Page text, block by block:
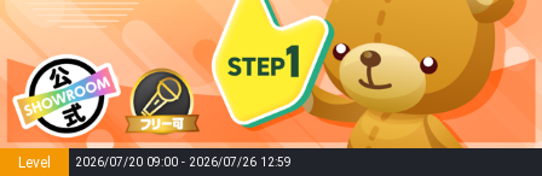
Level 2026/07/20 09:00 - 2026/07/26 12:59